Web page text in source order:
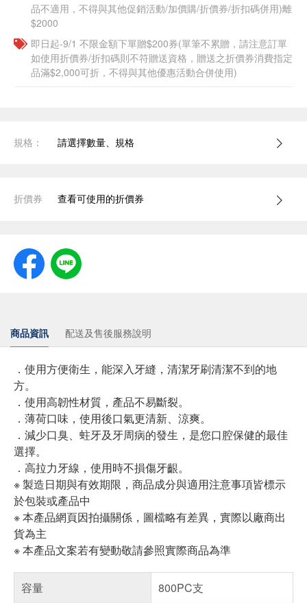
品不適用，不得與其他促銷活動/加價購/折價券/折扣碼併用)離
$2000
即日起-9/1 不限金額下單贈$200券(單筆不累贈，請注意訂單
如使用折價券/折扣碼則不符贈送資格，贈送之折價券消費指定
品滿$2,000可折，不得與其他優惠活動合併使用)
規格： 請選擇數量、規格
折價券 查看可使用的折價券
商品資訊 配送及售後服務說明
．使用方便衛生，能深入牙縫，清潔牙刷清潔不到的地
方。
．使用高韌性材質，產品不易斷裂。
．薄荷口味，使用後口氣更清新、涼爽。
．減少口臭、蛀牙及牙周病的發生，是您口腔保健的最佳
選擇。
．高拉力牙線，使用時不損傷牙齦。
※ 製造日期與有效期限，商品成分與適用注意事項皆標示
於包裝或產品中
※ 本產品網頁因拍攝關係，圖檔略有差異，實際以廠商出
貨為主
※ 本產品文案若有變動敬請參照實際商品為準
容量
800PC支